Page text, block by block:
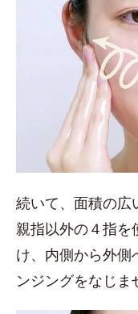
続いて、面積の広
親指以外の４指を
け、内側から外側
ンジングをなじま